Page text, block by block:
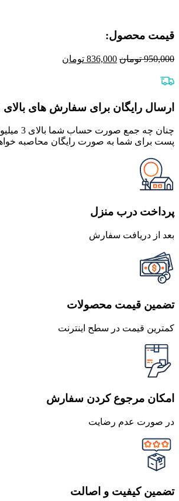
ثبتی
قیمت محصول:​
950,000 تومان قیمت
836,000 تومان
ارسال رایگان برای سفارش های بالای 3 میلیون تومان
چنان چه
پست برای شما به صورت رایگان محاصبه
پرداخت درب منزل
بعد از دریافت سفارش
تضمین قیمت محصولات
کمترین قیمت در سطح اینترنت
امکان مرجوع کردن سفارش
در صورت عدم رضایت
تضمین کیفیت و اصالت